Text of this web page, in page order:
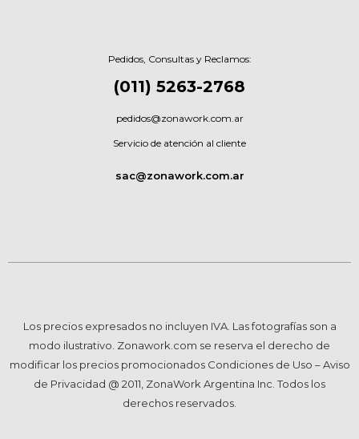
Pedidos, Consultas y Reclamos:
(011) 5263-2768
pedidos@zonawork.com.ar
Servicio de atención al cliente
sac@zonawork.com.ar
Los precios expresados no incluyen IVA. Las fotografías son a
modo ilustrativo. Zonawork.com se reserva el derecho de
modificar los precios promocionados Condiciones de Uso – Aviso
de Privacidad @ 2011, ZonaWork Argentina Inc. Todos los
derechos reservados.